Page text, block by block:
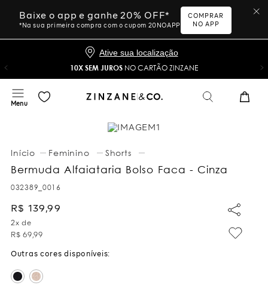
Baixe o app e ganhe 20% OFF*
*Na sua primeira compra com o cupom 20NOAPP
COMPRAR
NO APP
Ative sua localização
10X SEM JUROS NO CARTÃO ZINZANE
Feminino Shorts
Bermuda Alfaiataria Bolso Faca - Cinza
032389_0016
R$ 139,99
2x de
R$ 69,99